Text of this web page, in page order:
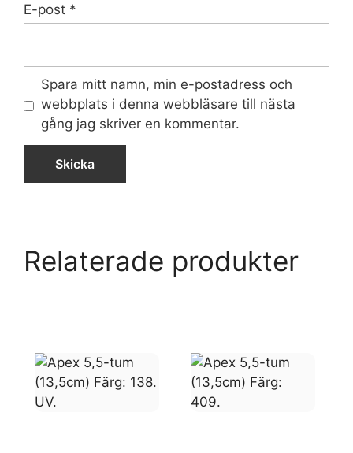
E-post *
Spara mitt namn, min e-postadress och
webbplats i denna webbläsare till nästa
gång jag skriver en kommentar.
Relaterade produkter